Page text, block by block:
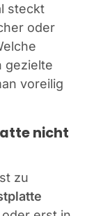
steckt
oder
gezielte
voreilig
nicht
zu